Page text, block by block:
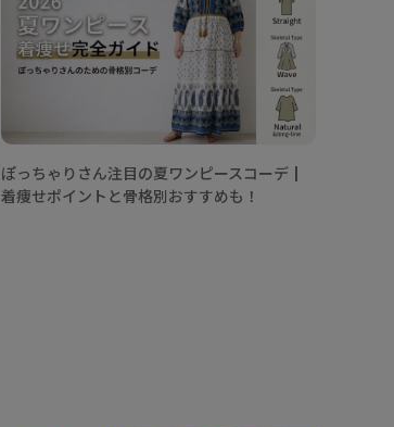
ぽっちゃりさん注目の夏ワンピースコーデ┃
着痩せポイントと骨格別おすすめも！